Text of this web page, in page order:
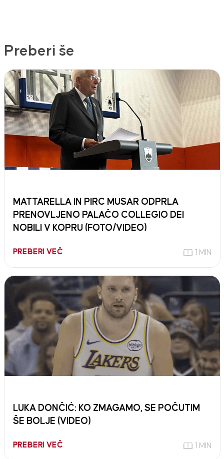
Preberi še
MATTARELLA IN PIRC MUSAR ODPRLA
PRENOVLJENO PALAČO COLLEGIO DEI
NOBILI V KOPRU (FOTO/VIDEO)
PREBERI VEČ 1 MIN
LUKA DONČIĆ: KO ZMAGAMO, SE POČUTIM
ŠE BOLJE (VIDEO)
PREBERI VEČ 1 MIN